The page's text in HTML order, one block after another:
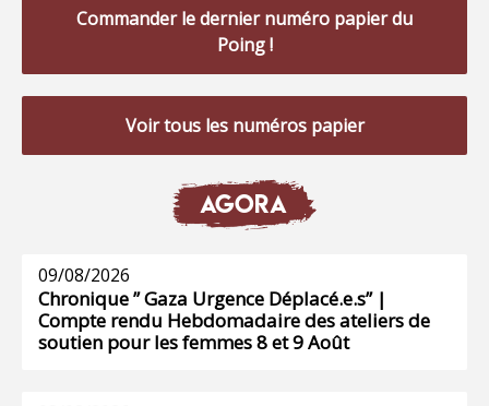
Commander le dernier numéro papier du
Poing !
Voir tous les numéros papier
AGORA
09/08/2026
Chronique ” Gaza Urgence Déplacé.e.s” |
Compte rendu Hebdomadaire des ateliers de
soutien pour les femmes 8 et 9 Août